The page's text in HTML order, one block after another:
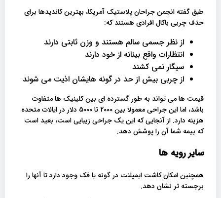
طبق گفته انجمن جراحان پلاستیک آمریکا، بهترین کاندیدها برای
حذف چربی باکال افرادی هستند که:
از نظر جسمی سالم هستند و وزن ثابتی دارند
انتظارات واقع بینانه از خود دارند
سیگار نمی کشند
از چربی بیش از حد در گونه هایشان اذیت می شوند
قیمت ها می تواند به طور گسترده ای بین کلینیک ها متفاوت
باشد، اما این جراحی معمولا بین 2000 تا 5000 دلار در ایالات متحده
هزینه دارد. از آنجایی که این یک جراحی زیبایی است، بعید است
که بیمه شما آن را پوشش دهد.
سایر رویه ها
همچنین امکان کاشت ایمپلنت در گونه یا فک وجود دارد تا آنها را
برجسته تر نشان دهد.